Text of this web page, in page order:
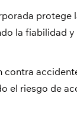
protege
la fiabilidad
el riesgo de